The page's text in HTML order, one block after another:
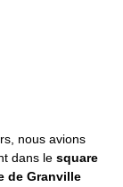
nous avions
dans le square
de Granville